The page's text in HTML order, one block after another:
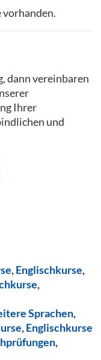
vorhanden.
dann vereinbaren
Ihrer
und
,Englischkurse,
,
Sprachen,
,Englischkurse
,